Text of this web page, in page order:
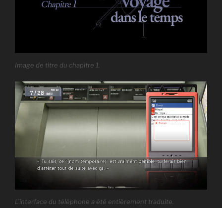
Image de titre du chapitre 1.
L’interface du téléphone a été entièrement traduite.